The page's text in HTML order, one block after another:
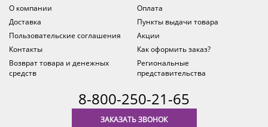
О компании
Оплата
Доставка
Пункты выдачи товара
Пользовательские соглашения
Акции
Контакты
Как оформить заказ?
Возврат товара и денежных
средств
Региональные
представительства
8-800-250-21-65
ЗАКАЗАТЬ ЗВОНОК